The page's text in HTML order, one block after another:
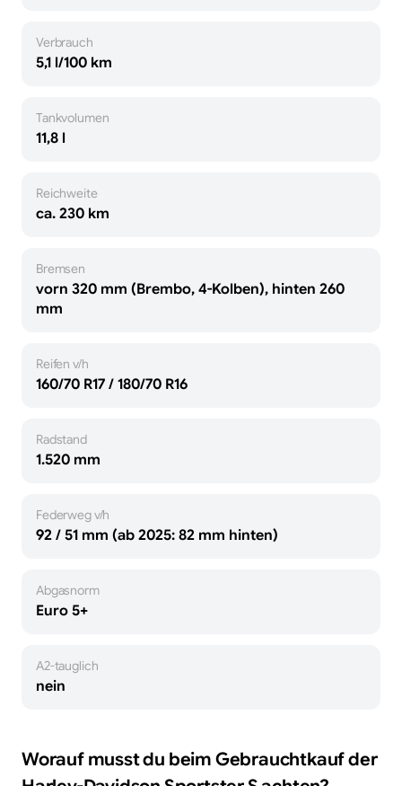
Verbrauch
5,1 l/100 km
Tankvolumen
11,8 l
Reichweite
ca. 230 km
Bremsen
vorn 320 mm (Brembo, 4-Kolben), hinten 260
mm
Reifen v/h
160/70 R17 / 180/70 R16
Radstand
1.520 mm
Federweg v/h
92 / 51 mm (ab 2025: 82 mm hinten)
Abgasnorm
Euro 5+
A2-tauglich
nein
Worauf musst du beim Gebrauchtkauf der